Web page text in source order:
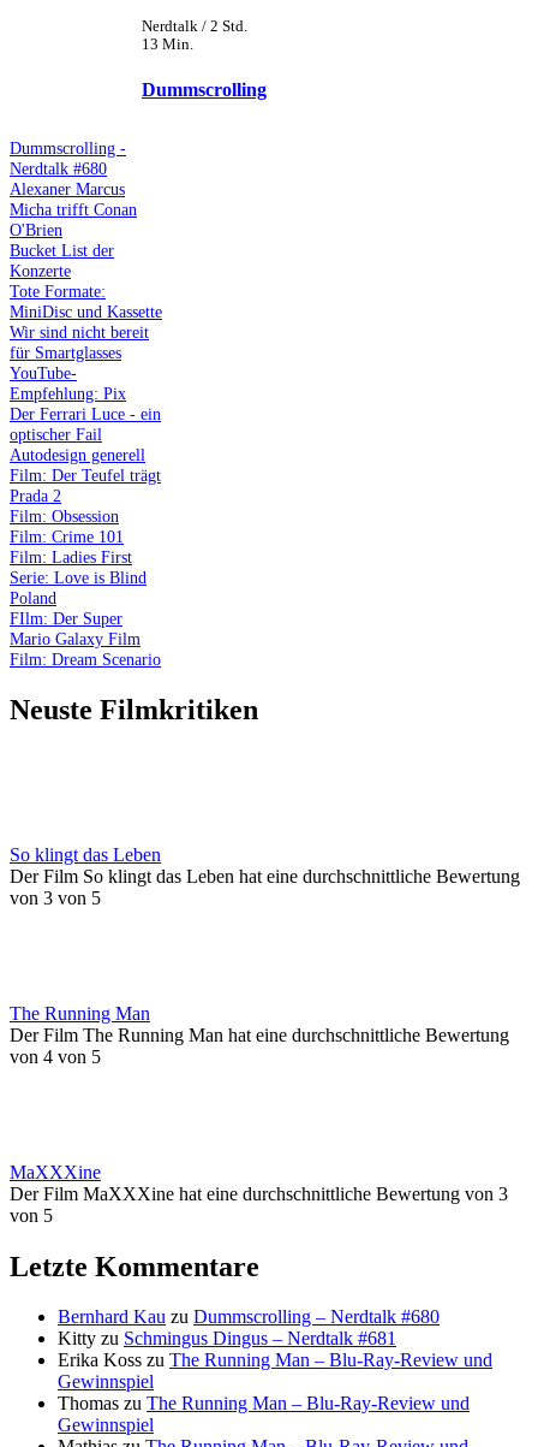
Nerdtalk / 2 Std.
13 Min.
Dummscrolling
Dummscrolling -
Nerdtalk #680
Alexaner Marcus
Micha trifft Conan
O'Brien
Bucket List der
Konzerte
Tote Formate:
MiniDisc und Kassette
Wir sind nicht bereit
für Smartglasses
YouTube-
Empfehlung: Pix
Der Ferrari Luce - ein
optischer Fail
Autodesign generell
Film: Der Teufel trägt
Prada 2
Film: Obsession
Film: Crime 101
Film: Ladies First
Serie: Love is Blind
Poland
FIlm: Der Super
Mario Galaxy Film
Film: Dream Scenario
Neuste Filmkritiken
So klingt das Leben
Der Film So klingt das Leben hat eine durchschnittliche Bewertung
von 3 von 5
The Running Man
Der Film The Running Man hat eine durchschnittliche Bewertung
von 4 von 5
MaXXXine
Der Film MaXXXine hat eine durchschnittliche Bewertung von 3
von 5
Letzte Kommentare
Bernhard Kau zu Dummscrolling – Nerdtalk #680
Kitty zu Schmingus Dingus – Nerdtalk #681
Erika Koss zu The Running Man – Blu-Ray-Review und
Gewinnspiel
Thomas zu The Running Man – Blu-Ray-Review und
Gewinnspiel